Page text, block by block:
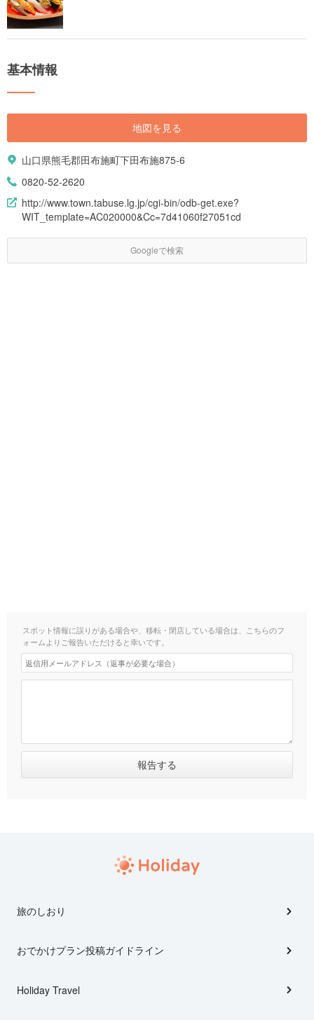
基本情報
地図を見る
山口県熊毛郡田布施町下田布施875-6
0820-52-2620
http://www.town.tabuse.lg.jp/cgi-bin/odb-get.exe?
WIT_template=AC020000&Cc=7d41060f27051cd
Googleで検索
スポット情報に誤りがある場合や、移転・閉店している場合は、こちらのフ
ォームよりご報告いただけると幸いです。
旅のしおり
おでかけプラン投稿ガイドライン
Holiday Travel